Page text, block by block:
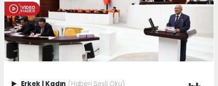
Erkek Kadın (Haberi Sesli Oku)